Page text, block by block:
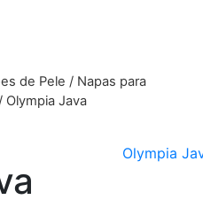
de Pele / Napas para
/ Olympia Java